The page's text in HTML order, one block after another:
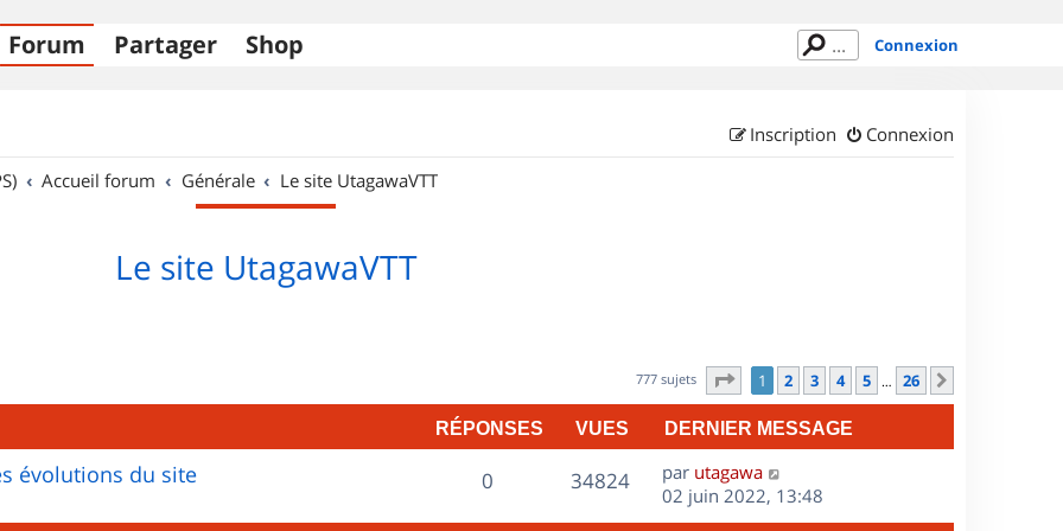
Forum Partager Shop Connexion
Connexion
Inscription
Accueil forum Générale Le site UtagawaVTT
Le site UtagawaVTT
777 sujets Page sur26
1 2 3 4 5 … 26
RÉPONSES VUES DERNIER MESSAGE
évolutions du site 0R
é
34824V
u
D
e
r
par utagawa
02 juin 2022, 13:48